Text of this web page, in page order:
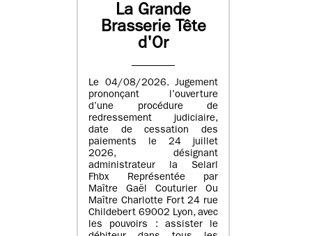
La Grande
Brasserie Tête
d'Or
Le 04/08/2026. Jugement
prononçant l’ouverture
d’une procédure de
redressement judiciaire,
date de cessation des
paiements le 24 juillet
2026, désignant
administrateur la Selarl
Fhbx Représentée par
Maître Gaël Couturier Ou
Maître Charlotte Fort 24 rue
Childebert 69002 Lyon, avec
les pouvoirs : assister le